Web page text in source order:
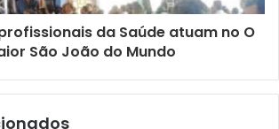
da Saúde atuam no O
São João do Mundo